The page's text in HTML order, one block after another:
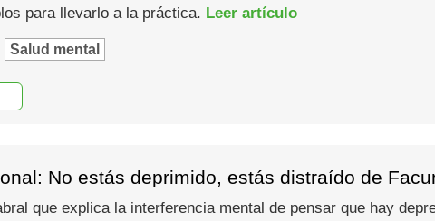
para llevarlo a la práctica. Leer artículo
Salud mental
No estás deprimido, estás distraído de
que explica la interferencia mental de pensar que hay